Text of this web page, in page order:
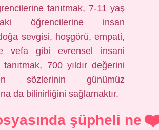
tanıtmak, 7-11 yaş
öğrencilerine insan
sevgisi, hoşgörü, empati,
vefa gibi evrensel insani
700 yıldır değerini
sözlerinin günümüz
da bilinirliğini sağlamaktır.
şüpheli ne